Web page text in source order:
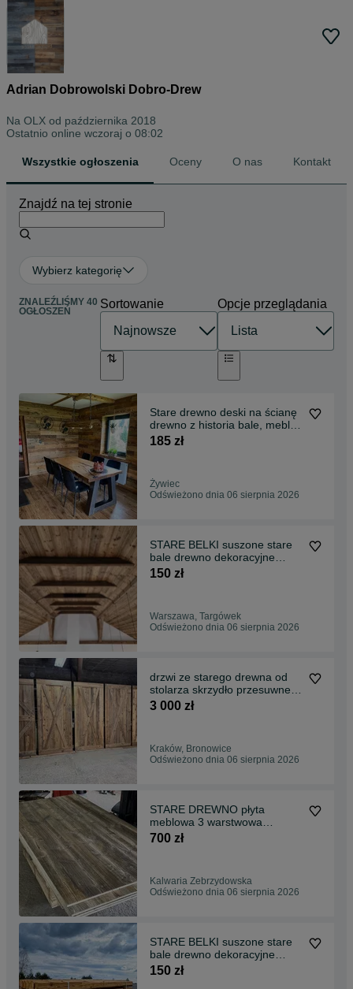
Adrian Dobrowolski Dobro-Drew
Na OLX od października 2018
Ostatnio online wczoraj o 08:02
Wszystkie ogłoszenia Oceny O nas Kontakt
Znajdź na tej stronie
Wybierz kategorię
ZNALEŹLIŚMY 40
OGŁOSZEŃ
Sortowanie Opcje przeglądania
Stare drewno deski na ścianę
drewno z historia bale, meble,
półki,wood
185 zł
Żywiec
Odświeżono dnia 06 sierpnia 2026
STARE BELKI suszone stare
bale drewno dekoracyjne
ciosane do wnętrz
150 zł
Warszawa, Targówek
Odświeżono dnia 06 sierpnia 2026
drzwi ze starego drewna od
stolarza skrzydło przesuwne
na wymiar
3 000 zł
Kraków, Bronowice
Odświeżono dnia 06 sierpnia 2026
STARE DREWNO płyta
meblowa 3 warstwowa
stolarska na meble fronty
700 zł
Kalwaria Zebrzydowska
Odświeżono dnia 06 sierpnia 2026
STARE BELKI suszone stare
bale drewno dekoracyjne
ciosane do wnętrz
150 zł